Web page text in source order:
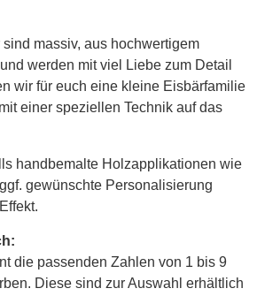
massiv, aus hochwertigem
werden mit viel Liebe zum Detail
wir für euch eine kleine Eisbärfamilie
einer speziellen Technik auf das
handbemalte Holzapplikationen wie
gewünschte Personalisierung
die passenden Zahlen von 1 bis 9
Diese sind zur Auswahl erhältlich